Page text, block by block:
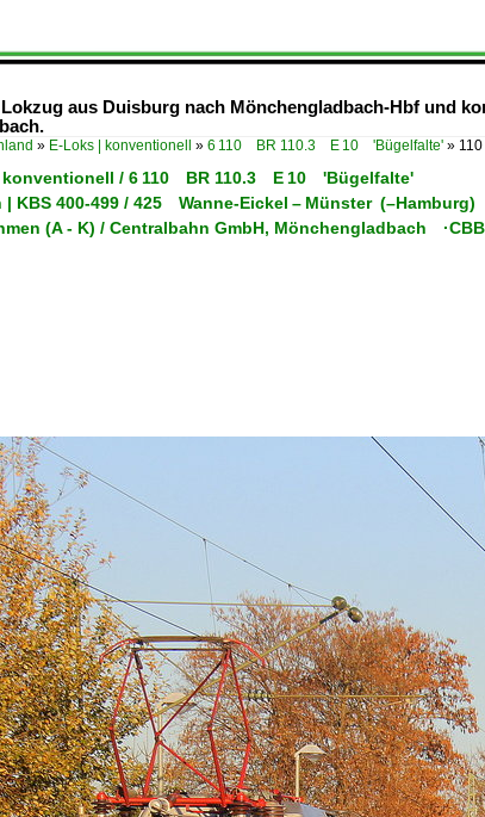
aus Duisburg nach Mönchengladbach-Hbf und
» E-Loks | konventionell » 6 110 BR 110.3 E 10 'Bügelfalte' »
konventionell / 6 110 BR 110.3 E 10 'Bügelfalte'
KBS 400-499 / 425 Wanne-Eickel – Münster (–Hamburg)
(A - K) / Centralbahn GmbH, Mönchengladbach